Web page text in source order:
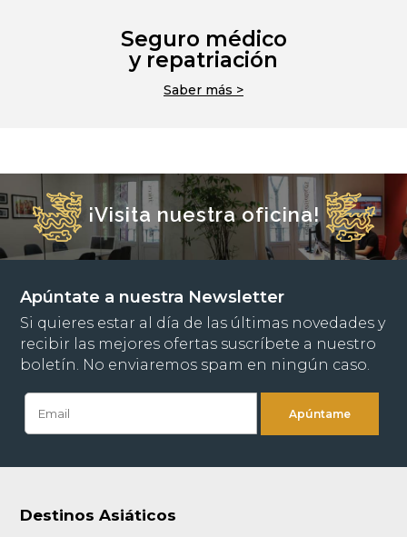
Seguro médico
y repatriación
Saber más >
¡Visita nuestra oficina!
Apúntate a nuestra Newsletter
Si quieres estar al día de las últimas novedades y
recibir las mejores ofertas suscríbete a nuestro
boletín. No enviaremos spam en ningún caso.
Destinos Asiáticos